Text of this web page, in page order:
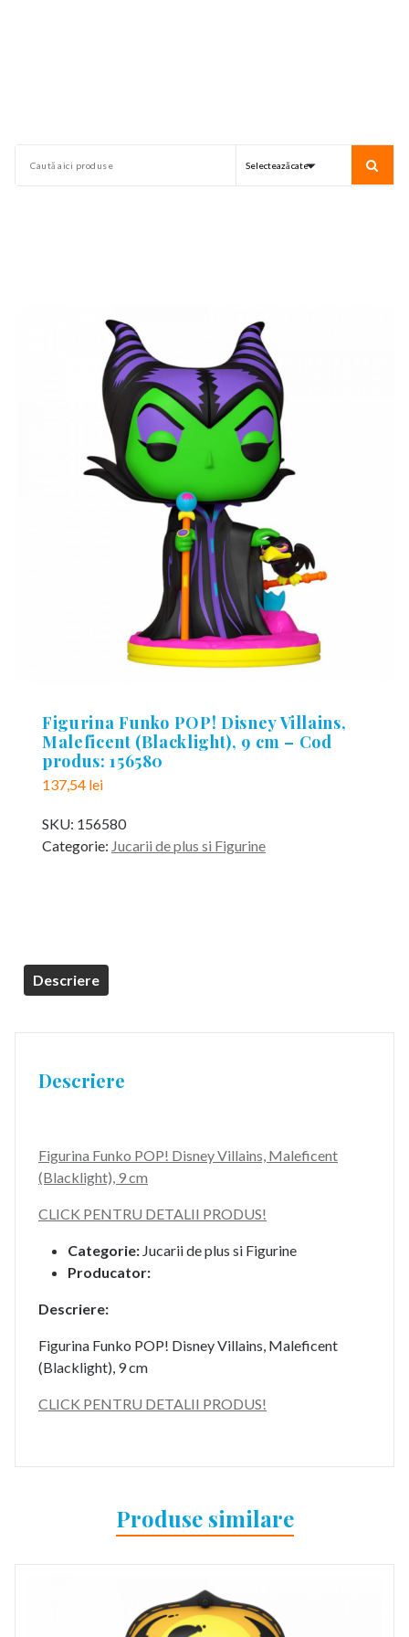
Figurina Funko POP! Disney Villains,
Maleficent (Blacklight), 9 cm – Cod
produs: 156580
137,54 lei
SKU: 156580
Categorie: Jucarii de plus si Figurine
Descriere
Descriere
Figurina Funko POP! Disney Villains, Maleficent
(Blacklight), 9 cm
CLICK PENTRU DETALII PRODUS!
Categorie: Jucarii de plus si Figurine
Producator:
Descriere:
Figurina Funko POP! Disney Villains, Maleficent
(Blacklight), 9 cm
CLICK PENTRU DETALII PRODUS!
Produse similare